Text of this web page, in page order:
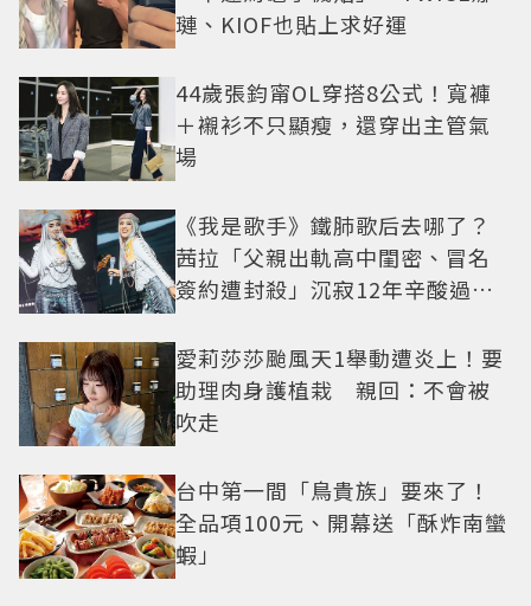
璉、KIOF也貼上求好運
44歲張鈞甯OL穿搭8公式！寬褲
＋襯衫不只顯瘦，還穿出主管氣
場
《我是歌手》鐵肺歌后去哪了？
茜拉「父親出軌高中閨密、冒名
簽約遭封殺」沉寂12年辛酸過往
愛莉莎莎颱風天1舉動遭炎上！要
助理肉身護植栽 親回：不會被
吹走
台中第一間「鳥貴族」要來了！
全品項100元、開幕送「酥炸南蠻
蝦」